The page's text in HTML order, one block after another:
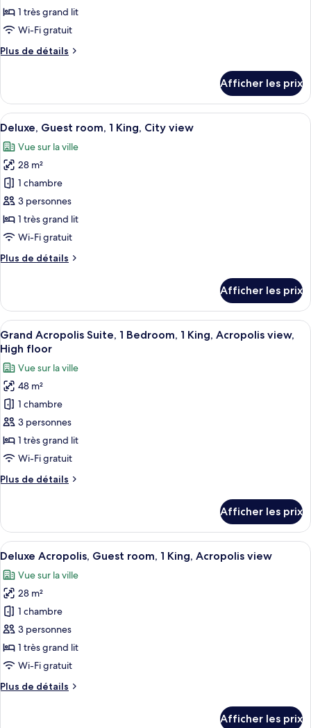
type
de
chambre :
Grand
Bedroom
Suite,
1
King,
City
view
1 très grand lit
Wi-Fi gratuit
Plus de détails
Plus
Grand
Suite,
1
Suite,
King,
City
view
Afficher les prix
Afficher
toutes
les
photos
pour
ce
type
de
chambre :
Deluxe,
1
King,
City
view
Un lit bien fait, avec du linge de lit
5
Deluxe, Guest room, 1 King, City view
Vue sur la ville
28 m²
1 chambre
3 personnes
1 très grand lit
Wi-Fi gratuit
Plus de détails
Plus
Deluxe,
Guest
room,
1
King,
City
view
Afficher les prix
Afficher
toutes
les
photos
pour
ce
type
de
chambre :
Acropolis
Bedroom,
1
King,
Acropolis
view,
High
floor
Une chambre d’hôtel dotée d’un
6
Grand Acropolis Suite, 1 Bedroom, 1 King, Acropolis view,
High floor
Vue sur la ville
48 m²
1 chambre
3 personnes
1 très grand lit
Wi-Fi gratuit
Plus de détails
Plus
Grand
Acropolis
Suite,
Bedroom,
King,
Acropolis
view,
High
floor
Afficher les prix
Afficher
toutes
les
photos
pour
ce
type
de
chambre :
Deluxe
Une chambre d’hôtel avec un
6
Deluxe Acropolis, Guest room, 1 King, Acropolis view
Vue sur la ville
28 m²
1 chambre
3 personnes
1 très grand lit
Wi-Fi gratuit
Plus de détails
Plus
Afficher les prix